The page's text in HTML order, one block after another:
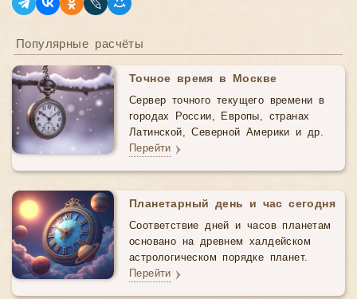
Популярные расчёты
Точное время в Москве
Сервер точного текущего времени в
городах России, Европы, странах
Латинской, Северной Америки и др.
Перейти
Планетарный день и час сегодня
Соответствие дней и часов планетам
основано на древнем халдейском
астрологическом порядке планет.
Перейти